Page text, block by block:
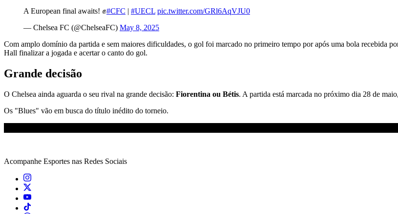
A European final awaits! ✊#CFC | #UECL pic.twitter.com/GRl6AqVJU0
— Chelsea FC (@ChelseaFC) May 8, 2025
Com amplo domínio da partida e sem maiores dificuldades, o gol foi marcado no primeiro tempo por após uma bola recebida
Hall finalizar a jogada e acertar o canto do gol.
Grande decisão
O Chelsea ainda aguarda o seu rival na grande decisão: Fiorentina ou Bétis. A partida está marcada no próximo dia 28 de
Os "Blues" vão em busca do título inédito do torneio.
Acompanhe Esportes nas Redes Sociais